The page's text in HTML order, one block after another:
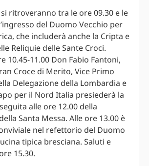
ritroveranno tra le ore 09.30 e le
del Duomo Vecchio per
che includerà anche la Cripta e
Reliquie delle Sante Croci.
10.45-11.00 Don Fabio Fantoni,
Croce di Merito, Vice Primo
Delegazione della Lombardia e
per il Nord Italia presiederà la
alle ore 12.00 della
Santa Messa. Alle ore 13.00 è
nel refettorio del Duomo
tipica bresciana. Saluti e
15.30.